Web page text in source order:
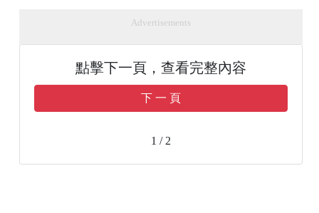
Advertisements
點擊下一頁，查看完整內容
下 一 頁
1 / 2